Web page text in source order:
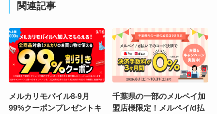
関連記事
メルカリモバイル8-9月
99%クーポンプレゼントキ
千葉県の一部のメルペイ加
盟店様限定！メルペイ/d払